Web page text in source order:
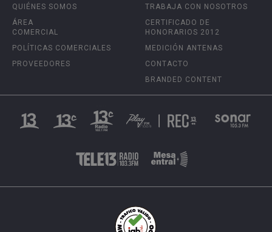
QUIÉNES SOMOS
ÁREA
COMERCIAL
POLÍTICAS COMERCIALES
PROVEEDORES
TRABAJA CON NOSOTROS
CERTIFICADO DE
HONORARIOS 2012
MEDICIÓN ANTENAS
CONTACTO
BRANDED CONTENT